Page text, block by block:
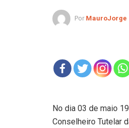
Por MauroJorge
No dia 03 de maio
Conselheiro Tutelar